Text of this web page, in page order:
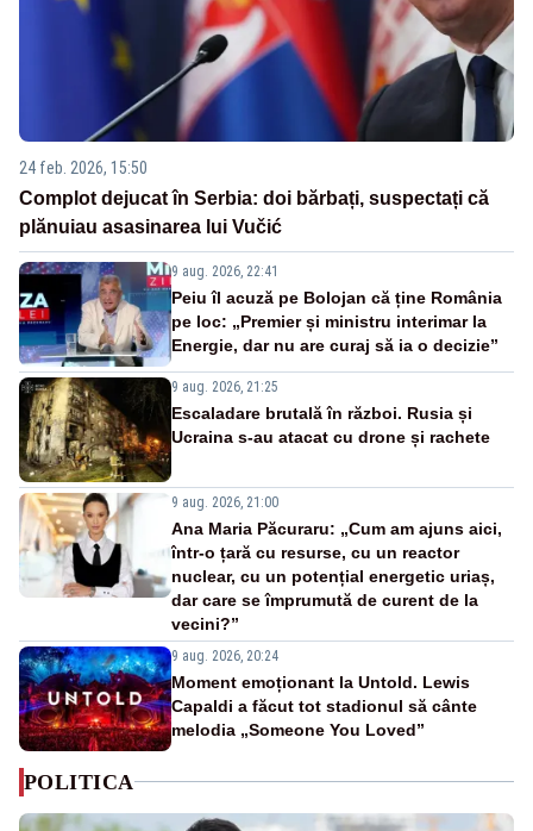
24 feb. 2026, 15:50
Complot dejucat în Serbia: doi bărbați, suspectați că
plănuiau asasinarea lui Vučić
9 aug. 2026, 22:41
Peiu îl acuză pe Bolojan că ține România
pe loc: „Premier și ministru interimar la
Energie, dar nu are curaj să ia o decizie”
9 aug. 2026, 21:25
Escaladare brutală în război. Rusia și
Ucraina s-au atacat cu drone și rachete
9 aug. 2026, 21:00
Ana Maria Păcuraru: „Cum am ajuns aici,
într-o țară cu resurse, cu un reactor
nuclear, cu un potențial energetic uriaș,
dar care se împrumută de curent de la
vecini?”
9 aug. 2026, 20:24
Moment emoționant la Untold. Lewis
Capaldi a făcut tot stadionul să cânte
melodia „Someone You Loved”
POLITICA